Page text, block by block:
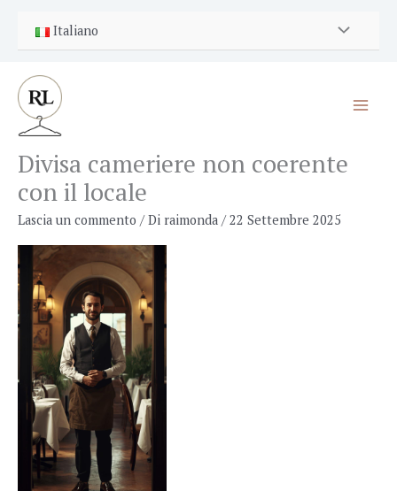
Italiano
Divisa cameriere non coerente
con il locale
Lascia un commento / Di raimonda /22 Settembre 2025